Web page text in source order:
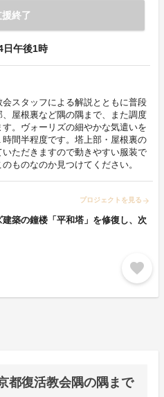
援終了
日午後1時
スタッフによる解説とともに普段
屋根裏など隅の隅まで、また調度
。ヴォーリズの細やかな気遣いを
間半程度です。塔上部・屋根裏の
ただきますので動きやすい服装で
ものなのか見つけてください。
プロジェクトを見る arrow_forward
築の鐘楼「平和塔」を修復し、次
favorite
都復活教会隅の隅まで